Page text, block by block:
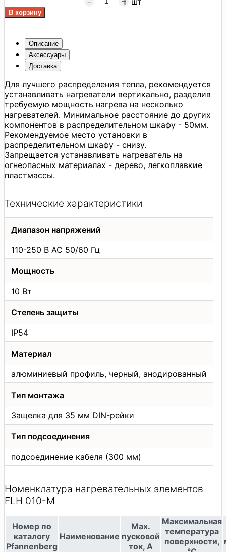
Описание
Аксессуары
Доставка
Для лучшего распределения тепла, рекомендуется
устанавливать нагреватели вертикально, разделив
требуемую мощность нагрева на несколько
нагревателей. Минимальное расстояние до других
компонентов в распределительном шкафу - 50мм.
Рекомендуемое место установки в
распределительном шкафу - снизу.
Запрещается устанавливать нагреватель на
огнеопасных материалах - дерево, легкоплавкие
пластмассы.
Технические характеристики
Диапазон напряжений
110-250 В АС 50/60 Гц
Мощность
10 Вт
Степень защиты
IP54
Материал
алюминиевый профиль, черный, анодированный
Тип монтажа
Защелка для 35 мм DIN-рейки
Тип подсоединения
подсоединение кабеля (300 мм)
Номенклатура нагревательных элементов
FLH 010-M
Номер по
каталогу
Pfannenberg
Наименование
Max.
пусковой
ток, A
Максимальная
температура
поверхности,